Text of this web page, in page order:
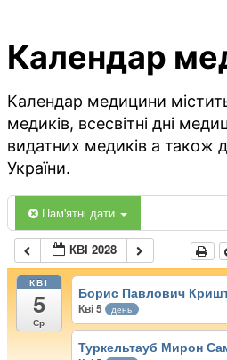
Календар
Календар медицини
медиків, всесвітні дні
видатних медиків а також
України.
Пам'ятні дати
КВІ 2028
КВІ
5
Ср
Борис Павлович
Кві 5 день
Туркельтауб Мирон